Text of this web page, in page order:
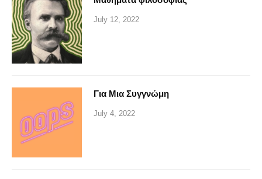
July 12, 2022
Για Μια Συγγνώμη
July 4, 2022